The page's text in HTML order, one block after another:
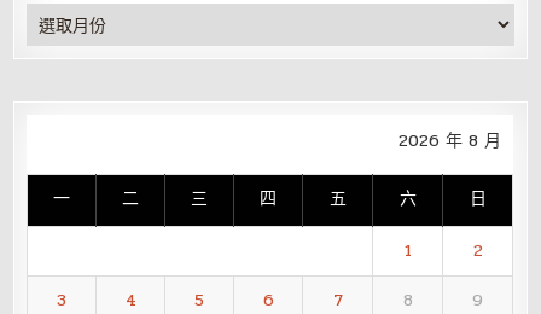
彙
整
2026 年 8 月
一 二 三 四 五 六 日
1
2
3
4 5 6 7 8
9